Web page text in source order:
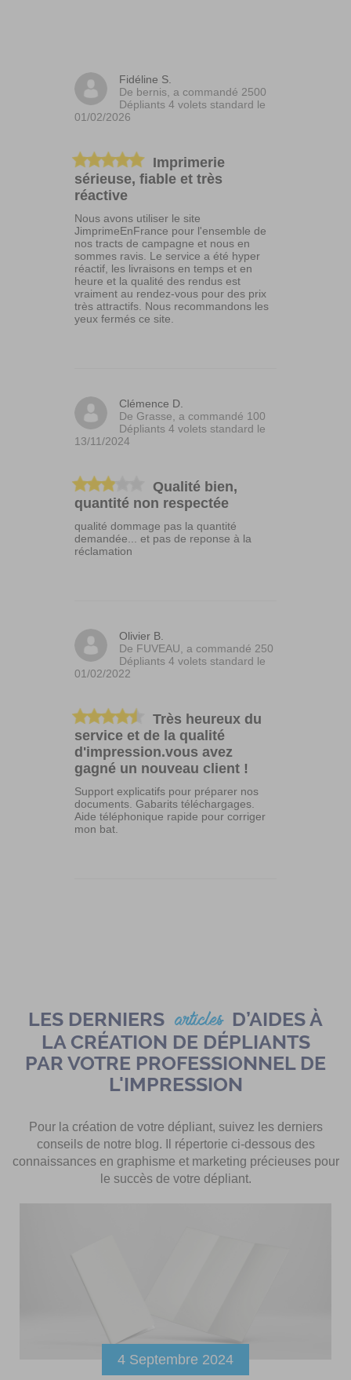
Fidéline S.
De bernis, a commandé 2500
Dépliants 4 volets standard le
01/02/2026
Imprimerie
sérieuse, fiable et très
réactive
Nous avons utiliser le site
JimprimeEnFrance pour l'ensemble de
nos tracts de campagne et nous en
sommes ravis. Le service a été hyper
réactif, les livraisons en temps et en
heure et la qualité des rendus est
vraiment au rendez-vous pour des prix
très attractifs. Nous recommandons les
yeux fermés ce site.
Clémence D.
De Grasse, a commandé 100
Dépliants 4 volets standard le
13/11/2024
Qualité bien,
quantité non respectée
qualité dommage pas la quantité
demandée... et pas de reponse à la
réclamation
Olivier B.
De FUVEAU, a commandé 250
Dépliants 4 volets standard le
01/02/2022
Très heureux du
service et de la qualité
d'impression.vous avez
gagné un nouveau client !
Support explicatifs pour préparer nos
documents. Gabarits téléchargages.
Aide téléphonique rapide pour corriger
mon bat.
LES DERNIERS articles D’AIDES À
LA CRÉATION DE DÉPLIANTS
PAR VOTRE PROFESSIONNEL DE
L'IMPRESSION
Pour la création de votre dépliant, suivez les derniers
conseils de notre blog. Il répertorie ci-dessous des
connaissances en graphisme et marketing précieuses pour
le succès de votre dépliant.
4 Septembre 2024